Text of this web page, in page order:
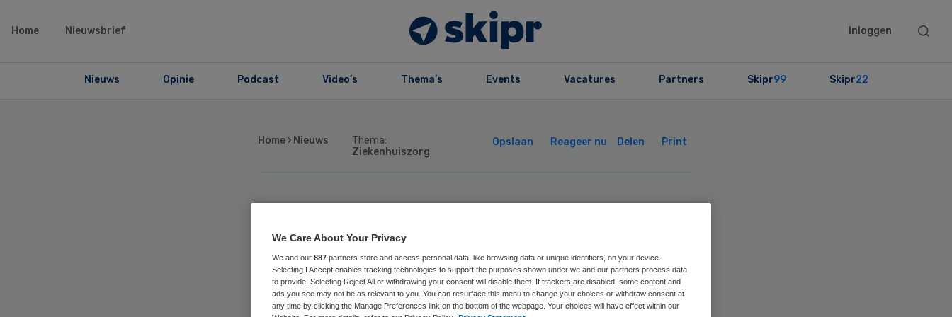
Home Nieuwsbrief Inloggen
Search
Nieuws Opinie Podcast Video’s Thema’s Events Vacatures Partners Skipr99 Skipr22
Home › Nieuws
Thema:
Ziekenhuiszorg
Opslaan Reageer nu Delen Print
Agnes Klaren nieuw
lid raad van toezicht
Maasstad Ziekenhuis
We Care About Your Privacy
We and our 887 partners store and access personal data, like browsing data or unique identifiers, on your device.
Selecting I Accept enables tracking technologies to support the purposes shown under we and our partners process data
to provide. Selecting Reject All or withdrawing your consent will disable them. If trackers are disabled, some content and
ads you see may not be as relevant to you. You can resurface this menu to change your choices or withdraw consent at
any time by clicking the Manage Preferences link on the bottom of the webpage. Your choices will have effect within our